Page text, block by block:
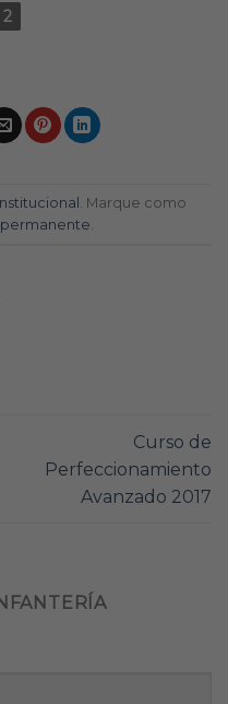
2
. Marque como
permanente
Curso de
Perfeccionamiento
Avanzado 2017